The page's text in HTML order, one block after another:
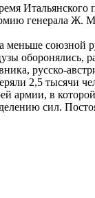
генерала Ж.
союзной
оборонялись,
русско-
2,5 тысячи
в
сил.